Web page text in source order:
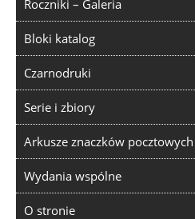
Roczniki – Galeria
Bloki katalog
Czarnodruki
Serie i zbiory
Arkusze znaczków pocztowych
Wydania wspólne
O stronie